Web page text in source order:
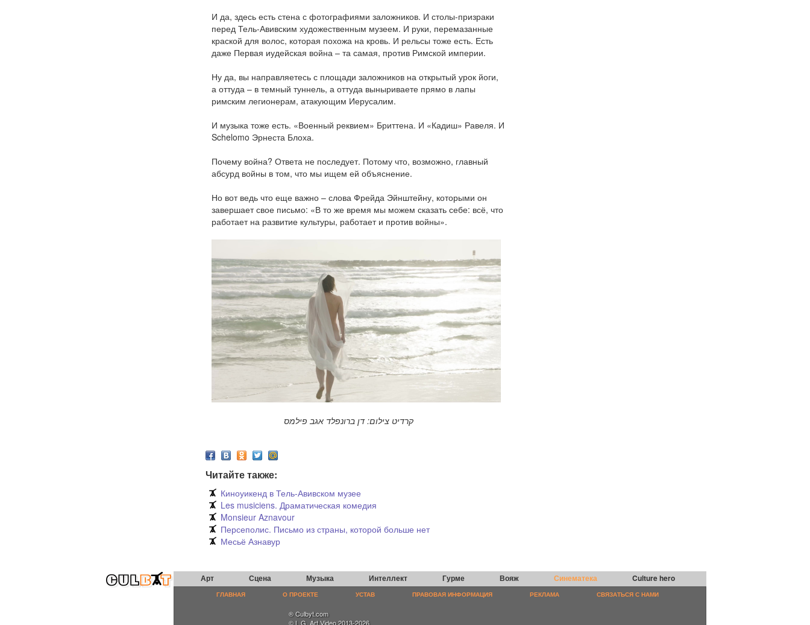
И да, здесь есть стена с фотографиями заложников. И столы-призраки
перед Тель-Авивским художественным музеем. И руки, перемазанные
краской для волос, которая похожа на кровь. И рельсы тоже есть. Есть
даже Первая иудейская война – та самая, против Римской империи.
Ну да, вы направляетесь с площади заложников на открытый урок йоги,
а оттуда – в темный туннель, а оттуда выныриваете прямо в лапы
римским легионерам, атакующим Иерусалим.
И музыка тоже есть. «Военный реквием» Бриттена. И «Кадиш» Равеля. И
Schelomo Эрнеста Блоха.
Почему война? Ответа не последует. Потому что, возможно, главный
абсурд войны в том, что мы ищем ей объяснение.
Но вот ведь что еще важно – слова Фрейда Эйнштейну, которыми он
завершает свое письмо: «В то же время мы можем сказать себе: всё, что
работает на развитие культуры, работает и против войны».
קרדיט צילום: דן ברונפלד אגב פילמס
Читайте также:
Киноуикенд в Тель-Авивском музее
Les musiciens. Драматическая комедия
Monsieur Aznavour
Персеполис. Письмо из страны, которой больше нет
Месьё Азнавур
Арт Сцена Музыка Интеллект Гурме Вояж Синематека Culture hero
ГЛАВНАЯ О ПРОЕКТЕ УСТАВ ПРАВОВАЯ ИНФОРМАЦИЯ РЕКЛАМА СВЯЗАТЬСЯ С НАМИ
® Culbyt.com
© L.G. Art Video 2013-2026